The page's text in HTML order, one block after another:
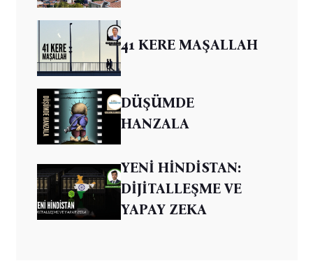
41 KERE MAŞALLAH
DÜŞÜMDE
HANZALA
YENİ HİNDİSTAN:
DİJİTALLEŞME VE
YAPAY ZEKA